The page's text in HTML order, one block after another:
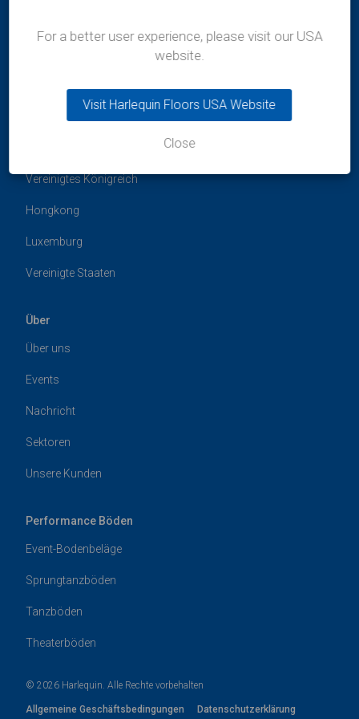
Standorte
Vereinigtes Königreich
Hongkong
Luxemburg
Vereinigte Staaten
Über
Über uns
Events
Nachricht
Sektoren
Unsere Kunden
Performance Böden
Event-Bodenbeläge
Sprungtanzböden
Tanzböden
Theaterböden
© 2026 Harlequin. Alle Rechte vorbehalten
Allgemeine Geschäftsbedingungen Datenschutzerklärung
For a better user experience, please visit our USA
website.
Visit Harlequin Floors USA Website
Close